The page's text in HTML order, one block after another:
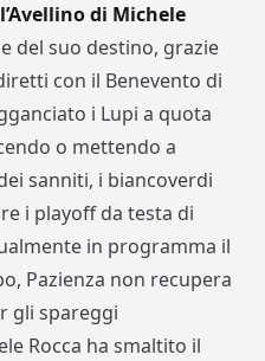
l’Avellino di Michele
del suo destino, grazie
con il Benevento di
i Lupi a quota
o mettendo a
sanniti, i biancoverdi
i playoff da testa di
in programma il
Pazienza non recupera
gli spareggi
Rocca ha smaltito il